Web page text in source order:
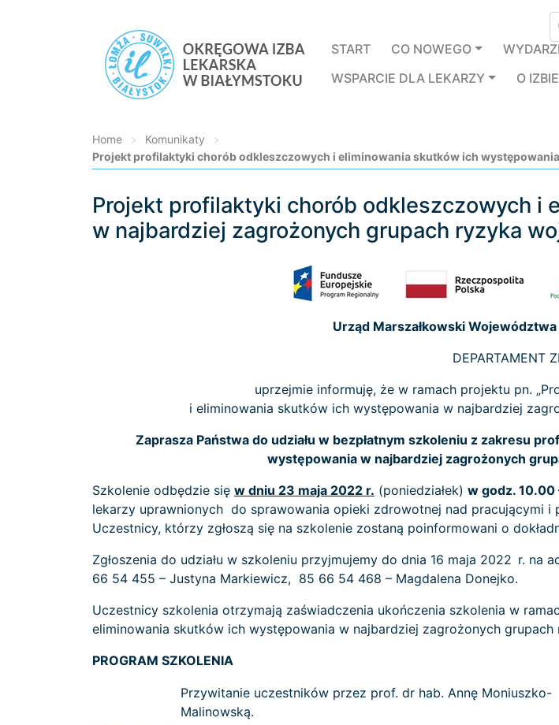
START
CO NOWEGO
WSPARCIE DLA LEKARZY
O IZBIE
Home > Komunikaty
>
Projekt profilaktyki chorób odkleszczowych i eliminowania skutków ich
Projekt profilaktyki chorób odkleszczowych i
w najbardziej zagrożonych grupach ryzyka
Urząd Marszałkowski
DEPARTAMENT
uprzejmie informuję, że w ramach projektu pn.
i eliminowania skutków ich występowania w najbardziej
Zaprasza Państwa do udziału w bezpłatnym szkoleniu z zakresu
występowania w najbardziej zagrożonych
Szkolenie odbędzie się w dniu 23 maja 2022 r. (poniedziałek) w godz. 10.00
lekarzy uprawnionych do sprawowania opieki zdrowotnej nad pracującymi i
Uczestnicy, którzy zgłoszą się na szkolenie zostaną poinformowani o
Zgłoszenia do udziału w szkoleniu przyjmujemy do dnia 16 maja 2022 r. na
66 54 455 – Justyna Markiewicz, 85 66 54 468 – Magdalena Donejko.
Uczestnicy szkolenia otrzymają zaświadczenia ukończenia szkolenia w
eliminowania skutków ich występowania w najbardziej zagrożonych
PROGRAM SZKOLENIA
Przywitanie uczestników przez prof. dr hab. Annę Moniuszko-
Malinowską.